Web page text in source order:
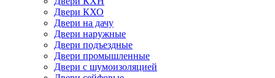
Двери КХО
Двери на дачу
Двери наружные
Двери подъездные
Двери промышленные
Двери с шумоизоляцией